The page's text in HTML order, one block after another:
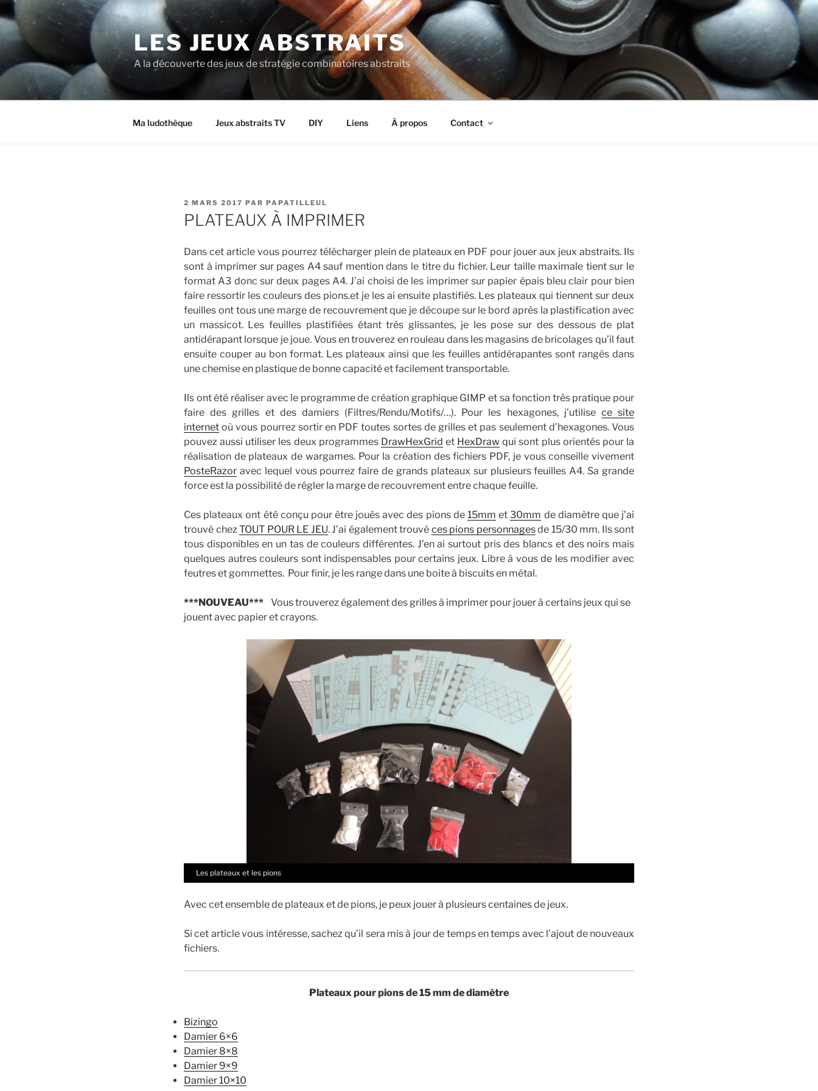
Aller
au
contenu
principal
LES JEUX ABSTRAITS
A la découverte des jeux de stratégie combinatoires abstraits
Ma ludothèque Jeux abstraits TV DIY Liens À propos Contact
PUBLIÉ
LE
2 MARS 2017 PAR PAPATILLEUL
PLATEAUX À IMPRIMER
Dans cet article vous pourrez télécharger plein de plateaux en PDF pour jouer aux jeux abstraits. Ils
sont à imprimer sur pages A4 sauf mention dans le titre du fichier. Leur taille maximale tient sur le
format A3 donc sur deux pages A4. J’ai choisi de les imprimer sur papier épais bleu clair pour bien
faire ressortir les couleurs des pions.et je les ai ensuite plastifiés. Les plateaux qui tiennent sur deux
feuilles ont tous une marge de recouvrement que je découpe sur le bord après la plastification avec
un massicot. Les feuilles plastifiées étant très glissantes, je les pose sur des dessous de plat
antidérapant lorsque je joue. Vous en trouverez en rouleau dans les magasins de bricolages qu’il faut
ensuite couper au bon format. Les plateaux ainsi que les feuilles antidérapantes sont rangés dans
une chemise en plastique de bonne capacité et facilement transportable.
Ils ont été réaliser avec le programme de création graphique GIMP et sa fonction très pratique pour
faire des grilles et des damiers (Filtres/Rendu/Motifs/…). Pour les hexagones, j’utilise ce site
internet où vous pourrez sortir en PDF toutes sortes de grilles et pas seulement d’hexagones. Vous
pouvez aussi utiliser les deux programmes DrawHexGrid et HexDraw qui sont plus orientés pour la
réalisation de plateaux de wargames. Pour la création des fichiers PDF, je vous conseille vivement
PosteRazor avec lequel vous pourrez faire de grands plateaux sur plusieurs feuilles A4. Sa grande
force est la possibilité de régler la marge de recouvrement entre chaque feuille.
Ces plateaux ont été conçu pour être joués avec des pions de 15mm et30mm de diamètre que j’ai
trouvé chezTOUT POUR LE JEU. J’ai également trouvé ces pions personnagesde 15/30 mm. Ils sont
tous disponibles en un tas de couleurs différentes. J’en ai surtout pris des blancs et des noirs mais
quelques autres couleurs sont indispensables pour certains jeux. Libre à vous de les modifier avec
feutres et gommettes. Pour finir, je les range dans une boite à biscuits en métal.
***NOUVEAU*** Vous trouverez également des grilles à imprimer pour jouer à certains jeux qui se
jouent avec papier et crayons.
Les plateaux et les pions
Avec cet ensemble de plateaux et de pions, je peux jouer à plusieurs centaines de jeux.
Si cet article vous intéresse, sachez qu’il sera mis à jour de temps en temps avec l’ajout de nouveaux
fichiers.
Plateaux pour pions de 15 mm de diamètre
Bizingo
Damier 6×6
Damier 8×8
Damier 9×9
Damier 10×10